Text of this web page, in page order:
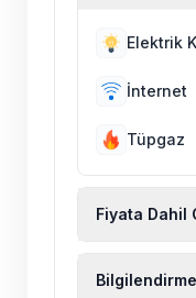
Elektrik
İnternet
Tüpgaz
Fiyata Dahil